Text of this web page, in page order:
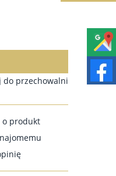
do przechowalni
o produkt